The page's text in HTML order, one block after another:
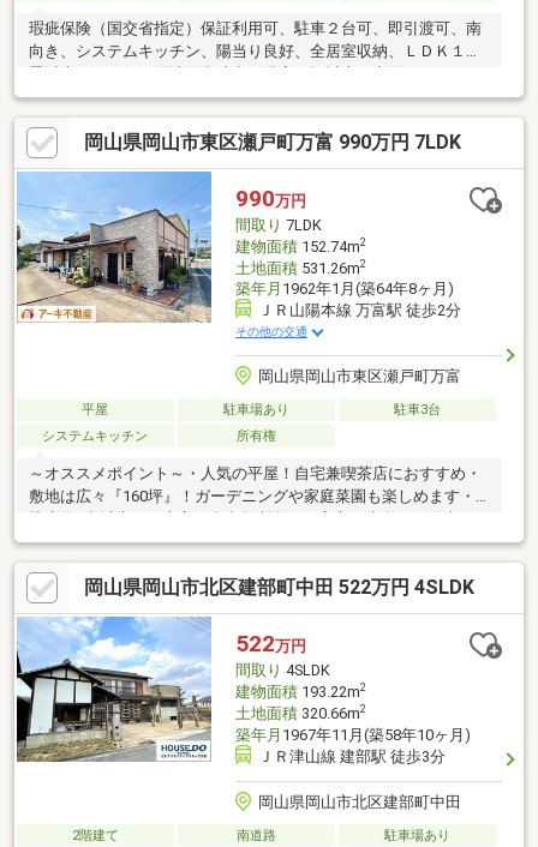
瑕疵保険（国交省指定）保証利用可、駐車２台可、即引渡可、南
向き、システムキッチン、陽当り良好、全居室収納、ＬＤＫ１５
ー、温水洗浄便座、浴室に窓、ＴＶモニタ付インターホン、通風
良好※弊社HPも必ずご覧ください。 物件によって各種サービス
等お得な情報がございます！！※不動産及び不動産取引に関すご
質問等は、お気軽にご連絡下さい。 また資金計画や住宅ローン
等のご相談もお待ちしております。 お客様一人一人の住まい探
しを、ご希望に沿った形でお手伝い致します！！
岡山県岡山市東区瀬戸町万富 990万円 7LDK
990万円
間取り 7LDK
建物面積152.74m2
土地面積531.26m2
築年月 1962年1月(築64年8ヶ月)
ＪＲ山陽本線 万富駅 徒歩2分
その他の交通
岡山県岡山市東区瀬戸町万富
平屋 駐車場あり
駐車3台
システムキッチン
所有権
～オススメポイント～・人気の平屋！自宅兼喫茶店におすすめ・
敷地は広々『160坪』！ガーデニングや家庭菜園も楽しめます・
で明るい住まい ～周辺環境～・『千種小』徒歩10分！お子様も安
心な通学距離・『JR万富駅』徒歩2分！通勤・通学にも便利な立
地※築年数不詳(順次増築をされているため、詳細不明)※
岡山県岡山市北区建部町中田 522万円 4SLDK
522万円
間取り 4SLDK
建物面積193.22m2
土地面積320.66m2
築年月 1967年11月(築58年10ヶ月)
ＪＲ津山線 建部駅 徒歩3分
岡山県岡山市北区建部町中田
2階建て 南道路 駐車場あり